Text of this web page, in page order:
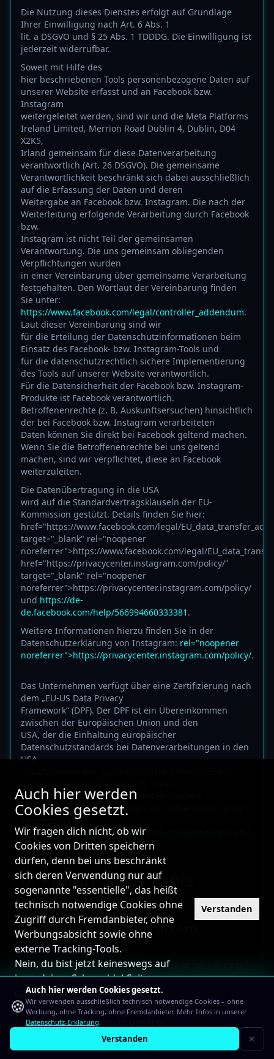
Auch hier werden
Cookies gesetzt.
Wir fragen dich nicht, ob wir
Cookies von Dritten speichern
dürfen, denn bei uns beschränkt
sich deren Verwendung nur auf
sogenannte "essentielle", das heißt
technisch notwendige Cookies ohne
Zugriff durch Fremdanbieter, ohne
Werbungsabsicht sowie ohne
externe Tracking-Tools.
Nein, du bist jetzt keineswegs auf
irgendeiner Schmuddel-Seite
gelandet, trotzdem bleibt dein
Besuch hier unter uns. Versprochen!
Mehr Infos findest du in unserer
Datenschutz-Erklärung
Verstanden
Die Nutzung dieses Dienstes erfolgt auf Grundlage
Ihrer Einwilligung nach Art. 6 Abs. 1
lit. a DSGVO und § 25 Abs. 1 TDDDG. Die Einwilligung ist
jederzeit widerrufbar.
Soweit mit Hilfe des
hier beschriebenen Tools personenbezogene Daten auf
unserer Website erfasst und an Facebook bzw.
Instagram
weitergeleitet werden, sind wir und die Meta Platforms
Ireland Limited, Merrion Road Dublin 4, Dublin, D04
X2K5,
Irland gemeinsam für diese Datenverarbeitung
verantwortlich (Art. 26 DSGVO). Die gemeinsame
Verantwortlichkeit beschränkt sich dabei ausschließlich
auf die Erfassung der Daten und deren
Weitergabe an Facebook bzw. Instagram. Die nach der
Weiterleitung erfolgende Verarbeitung durch Facebook
bzw.
Instagram ist nicht Teil der gemeinsamen
Verantwortung. Die uns gemeinsam obliegenden
Verpflichtungen wurden
in einer Vereinbarung über gemeinsame Verarbeitung
festgehalten. Den Wortlaut der Vereinbarung finden
Sie unter:
https://www.facebook.com/legal/controller_addendum.
Laut dieser Vereinbarung sind wir
für die Erteilung der Datenschutzinformationen beim
Einsatz des Facebook- bzw. Instagram-Tools und
für die datenschutzrechtlich sichere Implementierung
des Tools auf unserer Website verantwortlich.
Für die Datensicherheit der Facebook bzw. Instagram-
Produkte ist Facebook verantwortlich.
Betroffenenrechte (z. B. Auskunftsersuchen) hinsichtlich
der bei Facebook bzw. Instagram verarbeiteten
Daten können Sie direkt bei Facebook geltend machen.
Wenn Sie die Betroffenenrechte bei uns geltend
machen, sind wir verpflichtet, diese an Facebook
weiterzuleiten.
Die Datenübertragung in die USA
wird auf die Standardvertragsklauseln der EU-
Kommission gestützt. Details finden Sie hier:
href="https://www.facebook.com/legal/
target="_blank" rel="noopener
noreferrer">https://www.facebook.com/legal/
href="https://privacycenter.instagram.com/policy/"
target="_blank" rel="noopener
noreferrer">https://privacycenter.instagram.com/policy/
und https://de-
de.facebook.com/help/566994660333381 .
Weitere Informationen hierzu finden Sie in der
Datenschutzerklärung von Instagram: rel="noopener
noreferrer">https://privacycenter.instagram.com/policy/.
Das Unternehmen verfügt über eine Zertifizierung nach
dem „EU-US Data Privacy
Framework“ (DPF). Der DPF ist ein Übereinkommen
zwischen der Europäischen Union und den
USA, der die Einhaltung europäischer
Datenschutzstandards bei Datenverarbeitungen in den
USA
Datenschutzstandards einzuhalten. Weitere
Informationen hierzu erhalten Sie vom Anbieter unter
folgendem Link:
https://www.dataprivacyframework.gov/participant/4452
6. Plugins und Tools
YouTube mit erweitertem
Datenschutz
Diese Website bindet Videos der Website YouTube ein.
Betreiber der Website ist die Google Ireland Limited
(„Google”), Gordon House, Barrow Street,
Dublin 4, Irland.
Wenn Sie eine dieser Website besuchen, auf denen
Verbindung zu den Servern von YouTube hergestellt.
🍪
Auch hier werden Cookies gesetzt.
Wir verwenden ausschließlich technisch notwendige Cookies – ohne
Werbung, ohne Tracking, ohne Fremdanbieter. Mehr Infos in unserer
Datenschutz-Erklärung.
Verstanden ✕